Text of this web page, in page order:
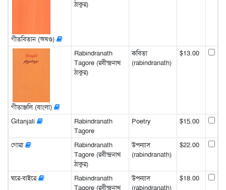
গীতবিতান (অখণ্ড)
ঠাকুর)
গীতাঞ্জলি (বাংলা)
Rabindranath
Tagore (রবীন্দ্রনাথ
ঠাকুর)
কবিতা
(rabindranath)
$13.00
Gitanjali
Rabindranath
Tagore
Poetry $15.00
গোরা
Rabindranath
Tagore (রবীন্দ্রনাথ
ঠাকুর)
উপন্যাস
(rabindranath)
$22.00
ঘরে-বাইরে
Rabindranath
Tagore (রবীন্দ্রনাথ
উপন্যাস
(rabindranath)
$18.00